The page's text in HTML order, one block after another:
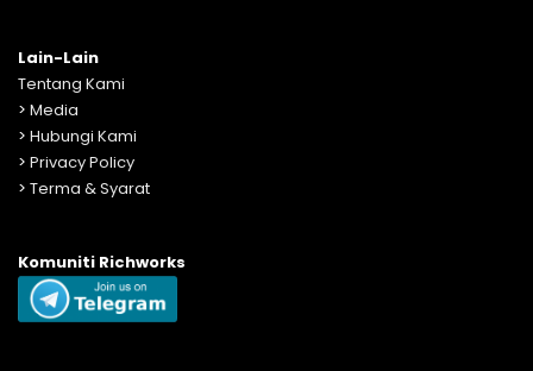
Lain-Lain
Tentang Kami
> Media
> Hubungi Kami
> Privacy Policy
> Terma & Syarat
Komuniti Richworks